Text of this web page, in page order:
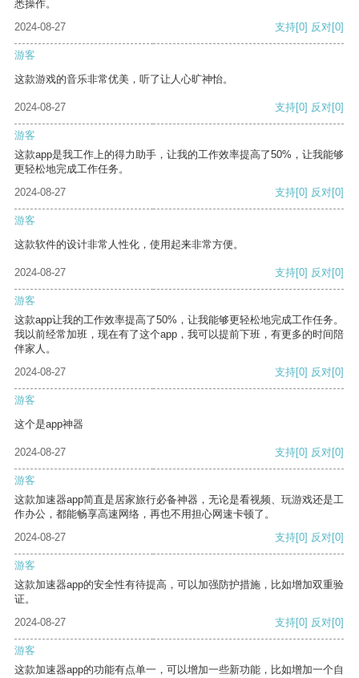
悉操作。
2024-08-27
支持[0] 反对[0]
游客
这款游戏的音乐非常优美，听了让人心旷神怡。
2024-08-27 支持[0] 反对[0]
游客
这款app是我工作上的得力助手，让我的工作效率提高了50%，让我能够
更轻松地完成工作任务。
2024-08-27
支持[0] 反对[0]
游客
这款软件的设计非常人性化，使用起来非常方便。
2024-08-27 支持[0] 反对[0]
游客
这款app让我的工作效率提高了50%，让我能够更轻松地完成工作任务。
我以前经常加班，现在有了这个app，我可以提前下班，有更多的时间陪
伴家人。
2024-08-27
支持[0] 反对[0]
游客
这个是app神器
2024-08-27 支持[0] 反对[0]
游客
这款加速器app简直是居家旅行必备神器，无论是看视频、玩游戏还是工
作办公，都能畅享高速网络，再也不用担心网速卡顿了。
2024-08-27
支持[0] 反对[0]
游客
这款加速器app的安全性有待提高，可以加强防护措施，比如增加双重验
证。
2024-08-27
支持[0] 反对[0]
游客
这款加速器app的功能有点单一，可以增加一些新功能，比如增加一个自